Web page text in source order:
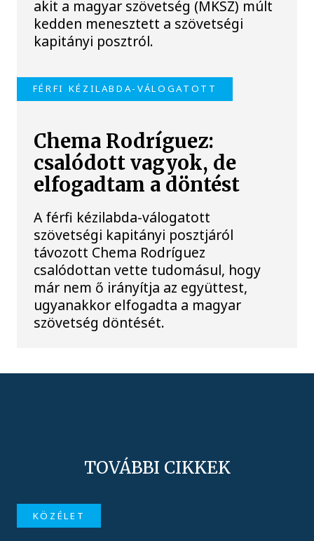
akit a magyar szövetség (MKSZ) múlt
kedden menesztett a szövetségi
kapitányi posztról.
FÉRFI KÉZILABDA-VÁLOGATOTT
Chema Rodríguez:
csalódott vagyok, de
elfogadtam a döntést
A férfi kézilabda-válogatott
szövetségi kapitányi posztjáról
távozott Chema Rodríguez
csalódottan vette tudomásul, hogy
már nem ő irányítja az együttest,
ugyanakkor elfogadta a magyar
szövetség döntését.
TOVÁBBI CIKKEK
KÖZÉLET